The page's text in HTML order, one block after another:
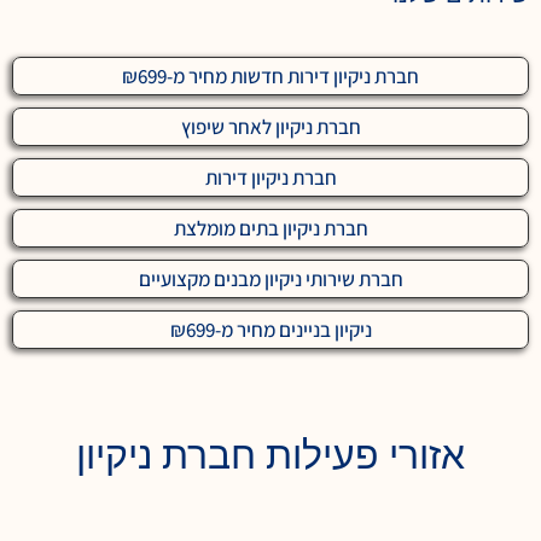
חברת ניקיון דירות חדשות מחיר מ-₪699
חברת ניקיון לאחר שיפוץ
חברת ניקיון דירות
חברת ניקיון בתים מומלצת
חברת שירותי ניקיון מבנים מקצועיים
ניקיון בניינים מחיר מ-₪699
אזורי פעילות חברת ניקיון